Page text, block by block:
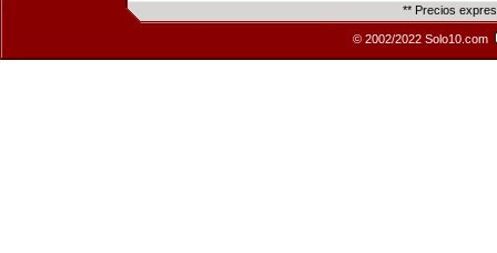
** Precios
© 2002/2022 Solo10.com